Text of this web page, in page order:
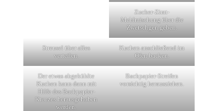
Zucker-Zimt-
Mehlmischung über die
Zwetschgen geben.
Streusel über alles
verteilen.
Kuchen anschließend im
Ofen backen.
Der etwas abgekühlte
Kuchen kann dann mit
Hilfe des Backpapier-
Kreuzes herausgehoben
werden.
Backpapier-Streifen
vorsichtig herausziehen.